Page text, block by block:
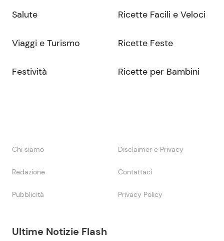
Ultime Notizie Flash
Salute
Viaggi e Turismo
Festività
Ricette Facili e Veloci
Ricette Feste
Ricette per Bambini
Chi siamo Disclaimer e Privacy
Redazione Contattaci
Pubblicità Privacy Policy